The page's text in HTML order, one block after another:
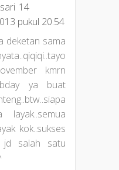
14
pukul 20.54
deketan sama
kmrn
bday ya buat
layak..semua
kok..sukses
jd salah satu